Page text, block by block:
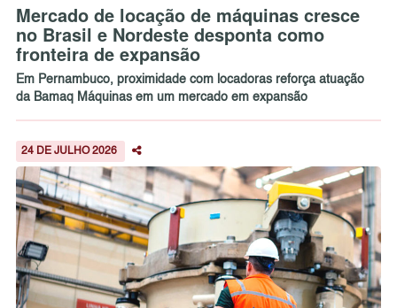
Mercado de locação de máquinas cresce
no Brasil e Nordeste desponta como
fronteira de expansão
Em Pernambuco, proximidade com locadoras reforça atuação
da Bamaq Máquinas em um mercado em expansão
24 DE JULHO 2026